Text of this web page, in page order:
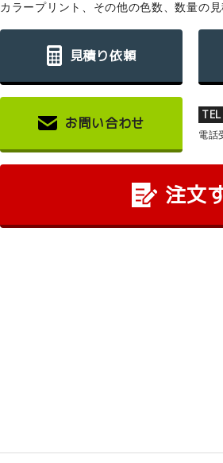
カラープリント、その他の色数、数量の
見積り依頼
お問い合わせ
TEL
電話
注文